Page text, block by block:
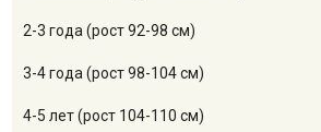
2-3 года (рост 92-98 см)
3-4 года (рост 98-104 см)
4-5 лет (рост 104-110 см)